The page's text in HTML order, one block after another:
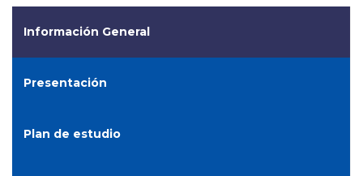
Información General
Presentación
Plan de estudio